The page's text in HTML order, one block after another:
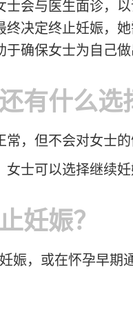
会与医生面诊，
决定终止妊娠，
确保女士为自己做
有什么选
，但不会对女士
士可以选择继续
妊娠？
娠，或在怀孕早期